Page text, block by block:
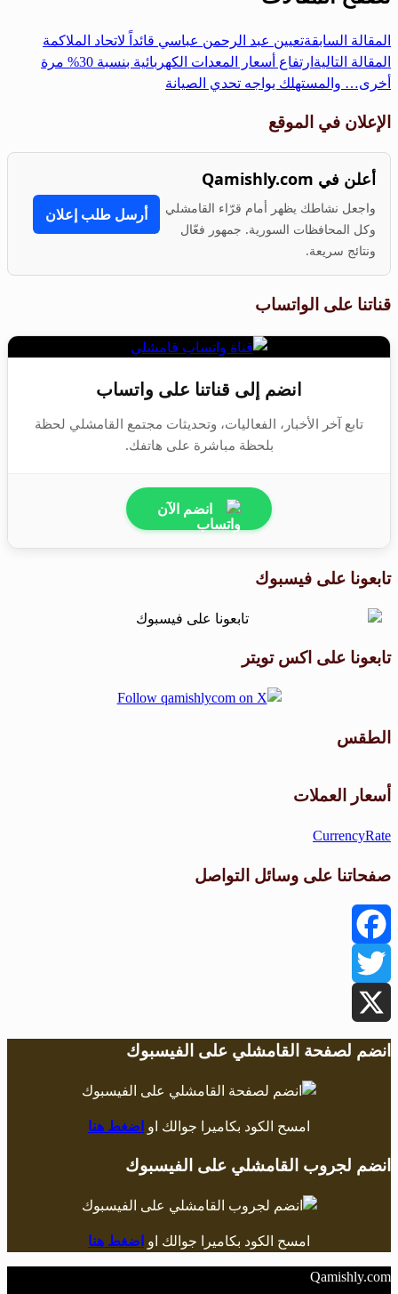
المقالة السابقةتعيين عبد الرحمن عباسي قائداً لاتحاد الملاكمة
المقالة التالية
ارتفاع أسعار المعدات الكهربائية بنسبة 30% مرة
أخرى… والمستهلك يواجه تحدي الصيانة
الإعلان في الموقع
أعلن في Qamishly.com
واجعل نشاطك يظهر أمام قرّاء القامشلي
وكل المحافظات السورية. جمهور فعّال
ونتائج سريعة.
أرسل طلب إعلان
قناتنا على الواتساب
انضم إلى قناتنا على واتساب
تابع آخر الأخبار، الفعاليات، وتحديثات مجتمع القامشلي لحظة
بلحظة مباشرة على هاتفك.
انضم الآن
تابعونا على فيسبوك
تابعونا على اكس تويتر
الطقس
أسعار العملات
CurrencyRate
صفحاتنا على وسائل التواصل
Facebook
Twitter
X
انضم لصفحة القامشلي على الفيسبوك
امسح الكود بكاميرا جوالك او اضغط هنا
انضم لجروب القامشلي على الفيسبوك
امسح الكود بكاميرا جوالك او اضغط هنا
Qamishly.com